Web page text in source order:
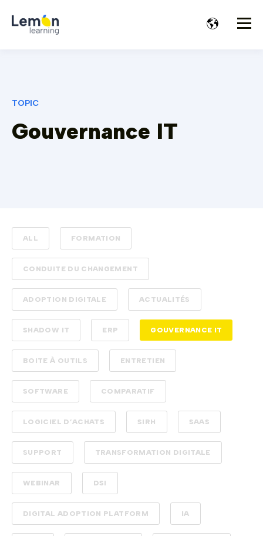
TOPIC
Gouvernance IT
ALL FORMATION
CONDUITE DU CHANGEMENT
ADOPTION DIGITALE ACTUALITÉS
SHADOW IT ERP GOUVERNANCE IT
BOITE À OUTILS ENTRETIEN
SOFTWARE COMPARATIF
LOGICIEL D’ACHATS SIRH SAAS
SUPPORT TRANSFORMATION DIGITALE
WEBINAR DSI
DIGITAL ADOPTION PLATFORM IA